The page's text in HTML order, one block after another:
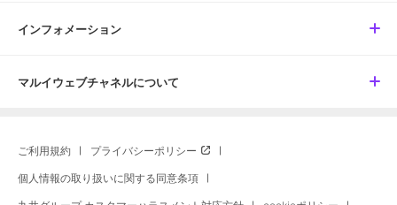
インフォメーション
マルイウェブチャネルについて
ご利用規約 プライバシーポリシー
個人情報の取り扱いに関する同意条項